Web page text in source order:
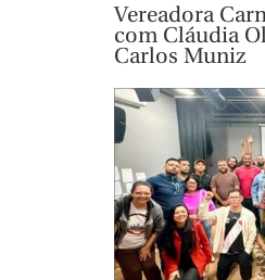
Vereadora
com Cláudia
Carlos Muniz